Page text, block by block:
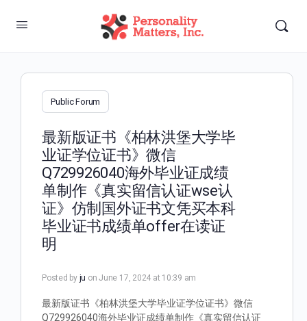
Public Forum
最新版证书《柏林洪堡大学毕
业证学位证书》微信
Q729926040海外毕业证成绩
单制作《真实留信认证wse认
证》仿制国外证书文凭买本科
毕业证书成绩单offer在读证
明
Posted by ju on June 17, 2024 at 10:39 am
最新版证书《柏林洪堡大学毕业证学位证书》微信
Q729926040海外毕业证成绩单制作《真实留信认证